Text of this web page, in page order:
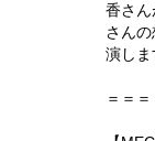
香さ
さん
演しま
＝＝＝